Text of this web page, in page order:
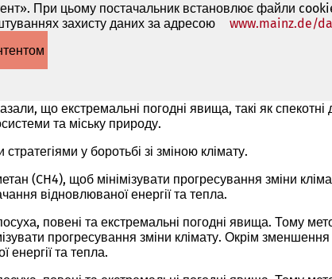
При цьому постачальник встановлює файли
захисту даних за адресою
www.mainz.de/
що екстремальні погодні явища, такі як спекотні
та міську природу.
у боротьбі зі зміною клімату.
(CH4), щоб мінімізувати прогресування зміни
відновлюваної енергії та тепла.
повені та екстремальні погодні явища. Тому
прогресування зміни клімату. Окрім зменшення
та тепла.